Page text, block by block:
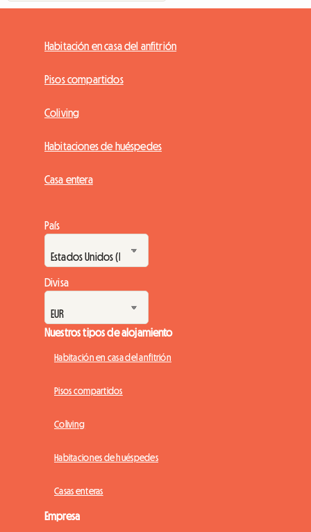
Habitación en casa del anfitrión
Pisos compartidos
Coliving
Habitaciones de huéspedes
Casa entera
País
Divisa
Nuestros tipos de alojamiento
Habitación en casa del anfitrión
Pisos compartidos
Coliving
Habitaciones de huéspedes
Casas enteras
Empresa